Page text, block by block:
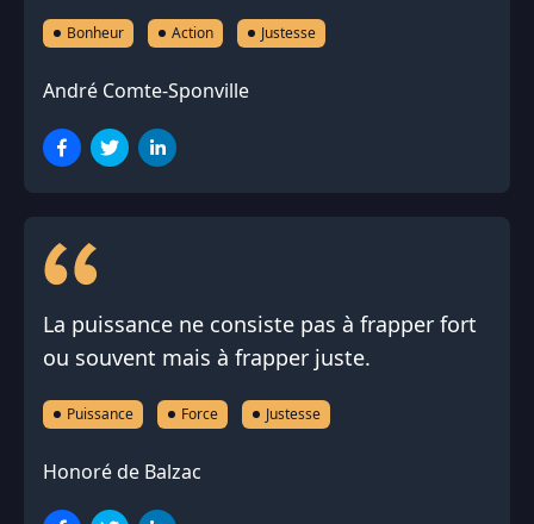
Bonheur Action Justesse
André Comte-Sponville
La puissance ne consiste pas à frapper fort
ou souvent mais à frapper juste.
Puissance Force Justesse
Honoré de Balzac